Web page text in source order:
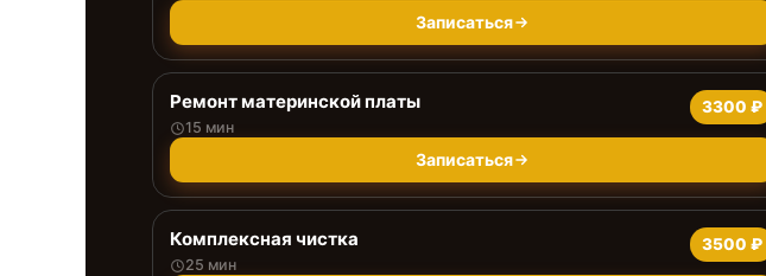
Записаться
Ремонт материнской платы
15 мин
3300 ₽
Записаться
Комплексная чистка
25 мин
3500 ₽